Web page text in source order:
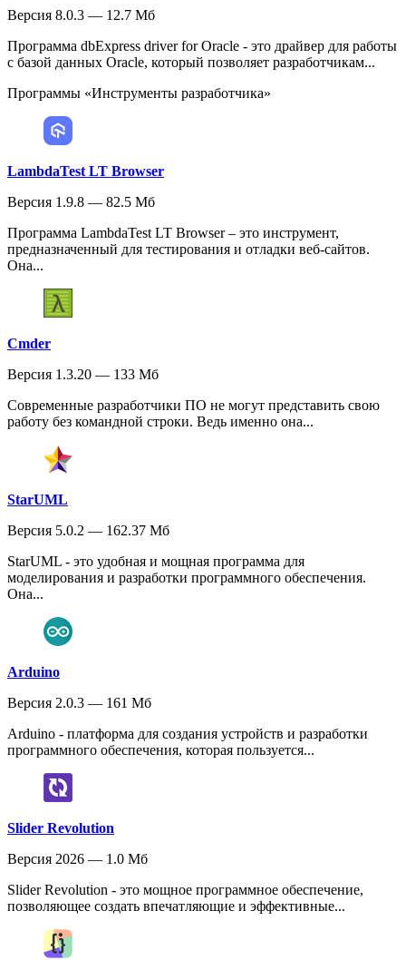
Версия 8.0.3 — 12.7 Мб
Программа dbExpress driver for Oracle - это драйвер для работы
с базой данных Oracle, который позволяет разработчикам...
Программы «Инструменты разработчика»
LambdaTest LT Browser
Версия 1.9.8 — 82.5 Мб
Программа LambdaTest LT Browser – это инструмент,
предназначенный для тестирования и отладки веб-сайтов.
Она...
Cmder
Версия 1.3.20 — 133 Мб
Современные разработчики ПО не могут представить свою
работу без командной строки. Ведь именно она...
StarUML
Версия 5.0.2 — 162.37 Мб
StarUML - это удобная и мощная программа для
моделирования и разработки программного обеспечения.
Она...
Arduino
Версия 2.0.3 — 161 Мб
Arduino - платформа для создания устройств и разработки
программного обеспечения, которая пользуется...
Slider Revolution
Версия 2026 — 1.0 Мб
Slider Revolution - это мощное программное обеспечение,
позволяющее создать впечатляющие и эффективные...